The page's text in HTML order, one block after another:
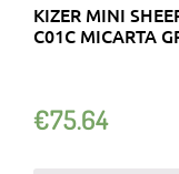
KIZER MINI
C01C MICARTA
€75.64